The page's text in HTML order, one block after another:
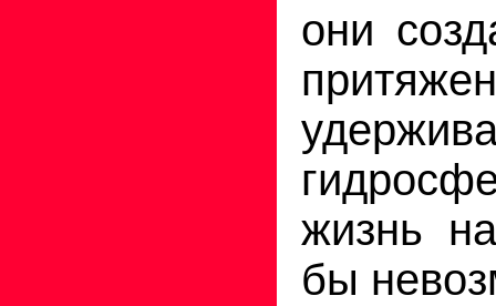
они
жизнь
бы